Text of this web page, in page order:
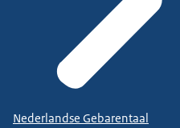
Nederlandse Gebarentaal